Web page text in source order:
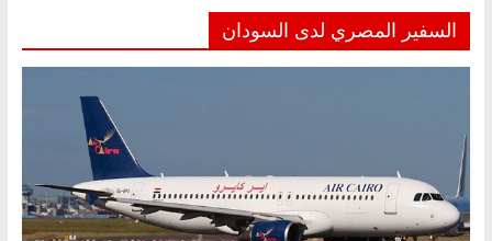
السفير المصري لدى السودان